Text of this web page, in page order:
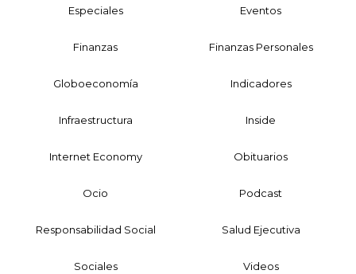
Especiales Eventos
Finanzas Finanzas Personales
Globoeconomía Indicadores
Infraestructura Inside
Internet Economy Obituarios
Ocio Podcast
Responsabilidad Social Salud Ejecutiva
Sociales Videos